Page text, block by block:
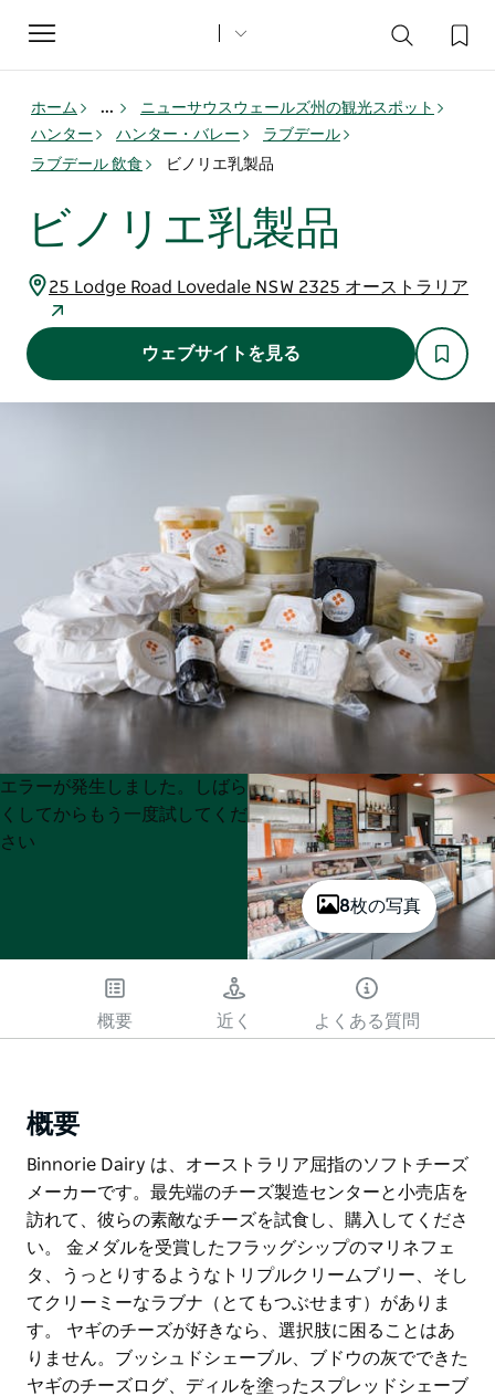
Toggle
navigation
ホーム ...
ニューサウスウェールズ州の観光スポット
ハンター
ハンター・バレー
ラブデール
ラブデール 飲食
ビノリエ乳製品
ビノリエ乳製品
25 Lodge Road Lovedale NSW 2325 オーストラリア
ウェブサイトを見る
8枚の写真
Product
List
Product
List
エラーが発生しました。しばら
くしてからもう一度試してくだ
さい
概要 近く よくある質問
概要
Binnorie Dairy は、オーストラリア屈指のソフトチーズ
メーカーです。最先端のチーズ製造センターと小売店を
訪れて、彼らの素敵なチーズを試食し、購入してくださ
い。 金メダルを受賞したフラッグシップのマリネフェ
タ、うっとりするようなトリプルクリームブリー、そし
てクリーミーなラブナ（とてもつぶせます）がありま
す。 ヤギのチーズが好きなら、選択肢に困ることはあ
りません。ブッシュドシェーブル、ブドウの灰でできた
ヤギのチーズログ、ディルを塗ったスプレッドシェーブ